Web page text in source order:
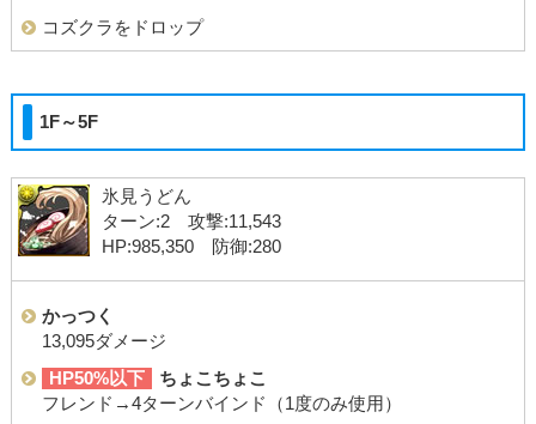
コズクラをドロップ
1F～5F
氷見うどん
ターン:2 攻撃:11,543
HP:985,350 防御:280
かっつく
13,095ダメージ
HP50%以下
ちょこちょこ
フレンド→4ターンバインド（1度のみ使用）